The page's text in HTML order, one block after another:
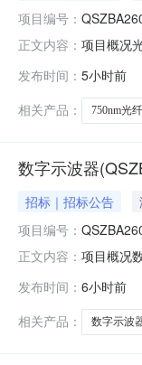
项目编号：
正文内容： 项目概况
采购需求
发布时间： 5小时前
相关产品：
750nm光
数字示波器
招标｜招标公告
项目编号：
正文内容： 项目概况
购需求：
发布时间： 6小时前
相关产品：
数字示波